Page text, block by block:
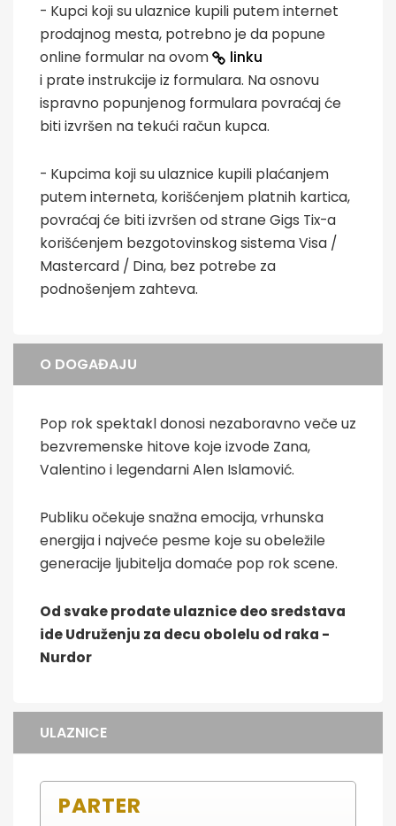
- Kupci koji su ulaznice kupili putem internet
prodajnog mesta, potrebno je da popune
online formular na ovom
linku
i prate instrukcije iz formulara. Na osnovu
ispravno popunjenog formulara povraćaj će
biti izvršen na tekući račun kupca.
- Kupcima koji su ulaznice kupili plaćanjem
putem interneta, korišćenjem platnih kartica,
povraćaj će biti izvršen od strane Gigs Tix-a
korišćenjem bezgotovinskog sistema Visa /
Mastercard / Dina, bez potrebe za
podnošenjem zahteva.
O DOGAĐAJU
Pop rok spektakl donosi nezaboravno veče uz
bezvremenske hitove koje izvode Zana,
Valentino i legendarni Alen Islamović.
Publiku očekuje snažna emocija, vrhunska
energija i najveće pesme koje su obeležile
generacije ljubitelja domaće pop rok scene.
Od svake prodate ulaznice deo sredstava
ide Udruženju za decu obolelu od raka -
Nurdor
ULAZNICE
PARTER